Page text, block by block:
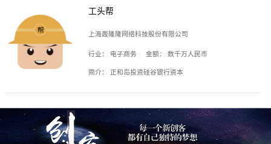
工头帮
上海轰隆隆网络科技股份有限公司
行业： 电子商务 金额： 数千万人民币
简介： 正和岛投资硅谷银行资本